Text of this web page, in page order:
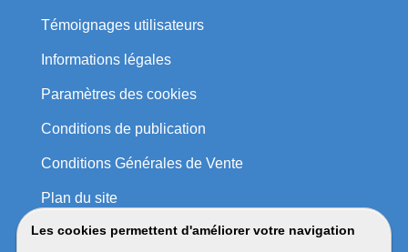
Les cookies permettent d'améliorer votre navigation
Témoignages utilisateurs
Informations légales
Paramètres des cookies
Conditions de publication
Conditions Générales de Vente
Plan du site